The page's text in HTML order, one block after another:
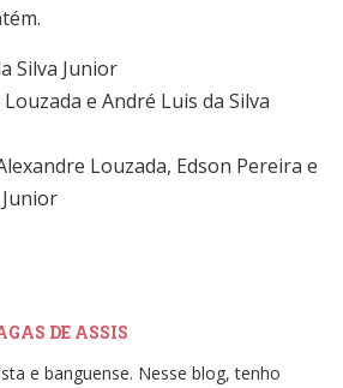
Silva Junior
e André Luis da Silva
Louzada, Edson Pereira e
DE ASSIS
e banguense. Nesse blog, tenho